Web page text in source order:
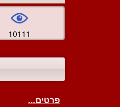
10111
פרטים...